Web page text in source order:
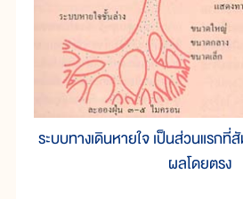
ระบบทางเดินหายใจ เป็นส่วนแรก
ผลโดยตรง